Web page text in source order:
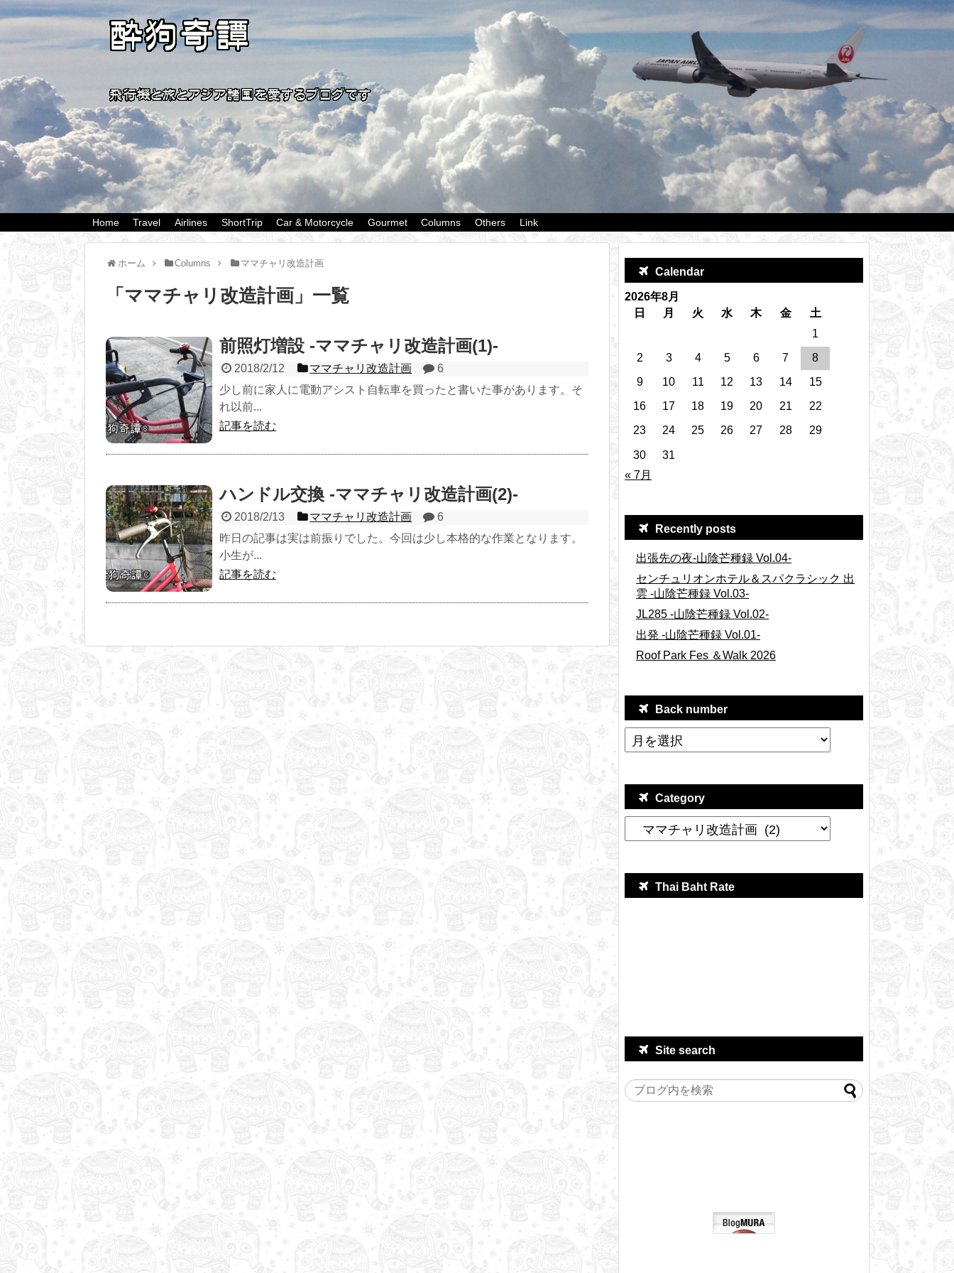
Home Travel Airlines ShortTrip Car & Motorcycle Gourmet Columns Others Link
ホーム Columns ママチャリ改造計画
「 ママチャリ改造計画 」 一覧
前照灯増設 -ママチャリ改造計画(1)-
2018/2/12 ママチャリ改造計画
6
少し前に家人に電動アシスト自転車を買ったと書いた事があります。そ
れ以前...
記事を読む
ハンドル交換 -ママチャリ改造計画(2)-
2018/2/13 ママチャリ改造計画
6
昨日の記事は実は前振りでした。今回は少し本格的な作業となります。
小生が...
記事を読む
Calendar
2026年8月
日
月 火 水 木 金
土
1
2
3 4 5 6 7
8
9
10 11 12 13 14
15
16
17 18 19 20 21
22
23
24 25 26 27 28 29
30
31
« 7月
Recently posts
出張先の夜-山陰芒種録 Vol.04-
センチュリオンホテル＆スパクラシック 出
雲 -山陰芒種録 Vol.03-
JL285 -山陰芒種録 Vol.02-
出発 -山陰芒種録 Vol.01-
Roof Park Fes ＆Walk 2026
Back number
Category
Thai Baht Rate
Site search